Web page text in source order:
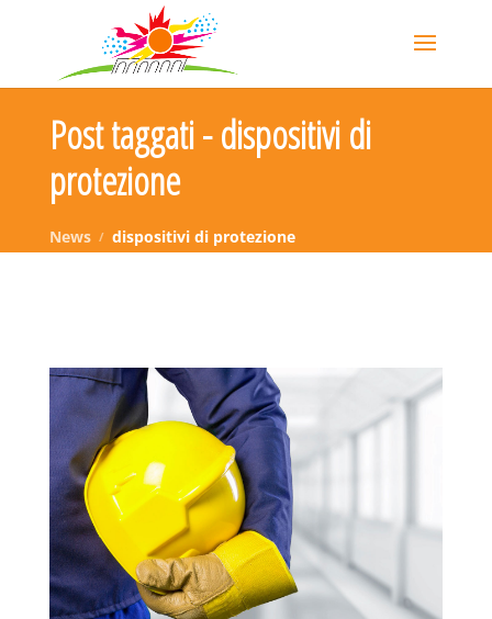
Post taggati - dispositivi di
protezione
News dispositivi di protezione